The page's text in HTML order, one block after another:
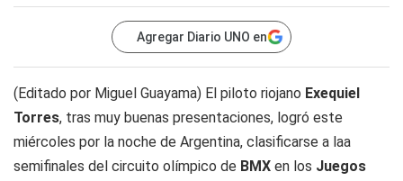
Agregar Diario UNO en
(Editado por Miguel Guayama) El piloto riojano Exequiel
Torres, tras muy buenas presentaciones, logró este
miércoles por la noche de Argentina, clasificarse a laa
semifinales del circuito olímpico de BMX en los Juegos